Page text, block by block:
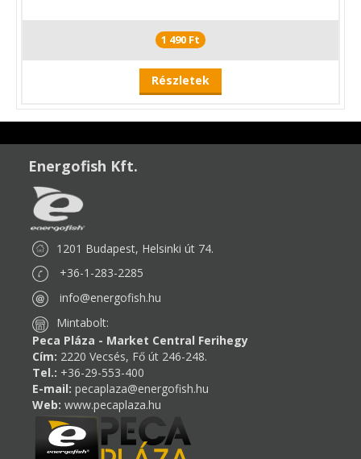
1 490 Ft
Részletek
Energofish Kft.
1201 Budapest, Helsinki út 74.
+36-1-283-2285
info@energofish.hu
Mintabolt:
Peca Pláza - Market Central Ferihegy
Cím: 2220 Vecsés, Fő út 246-248.
Tel.: +36-29-553-400
E-mail: pecaplaza@energofish.hu
Web: www.pecaplaza.hu